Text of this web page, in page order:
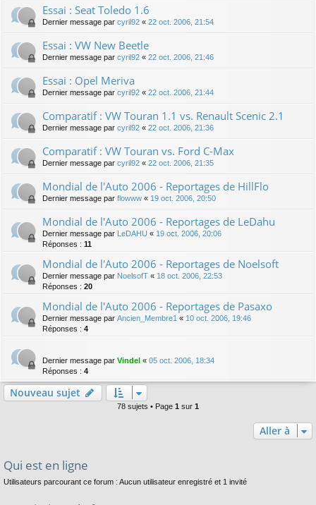
Essai : Seat Toledo 1.6
Dernier message par cyril92 « 22 oct. 2006, 21:54
Essai : VW New Beetle
Dernier message par cyril92 « 22 oct. 2006, 21:46
Essai : Opel Meriva
Dernier message par cyril92 « 22 oct. 2006, 21:44
Comparatif : VW Touran 1.1 vs. Renault Scenic 2.1
Dernier message par cyril92 « 22 oct. 2006, 21:36
Comparatif : VW Touran vs. Ford C-Max
Dernier message par cyril92 « 22 oct. 2006, 21:35
Mondial de l'Auto 2006 - Reportages de HillFlo
Dernier message par flowww « 19 oct. 2006, 20:50
Mondial de l'Auto 2006 - Reportages de LeDahu
Dernier message par LeDAHU « 19 oct. 2006, 20:06
Réponses : 11
Mondial de l'Auto 2006 - Reportages de Noelsoft
Dernier message par NoelsofT « 18 oct. 2006, 22:53
Réponses : 20
Mondial de l'Auto 2006 - Reportages de Pasaxo
Dernier message par Ancien_Membre1 « 10 oct. 2006, 19:46
Réponses : 4
Dernier message par Vindel « 05 oct. 2006, 18:34
Réponses : 4
Nouveau sujet
78 sujets • Page 1 sur 1
Aller à
Qui est en ligne
Utilisateurs parcourant ce forum : Aucun utilisateur enregistré et 1 invité